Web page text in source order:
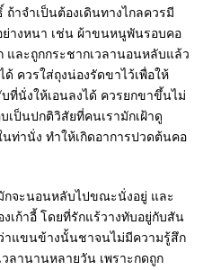
าจำเป็นต้องเดินทางไกลควรมี
ย่างหนา เช่น ผ้าขนหนูพันรอบคอ
และถูกกระชากเวลานอนหลับแล้ว
ควรใส่ถุงน่องรัดขาไว้เพื่อให้
ที่นั่งให้เอนลงได้ ควรยกขาขึ้นไม่
เป็นปกติวิสัยที่คนเรามักเฝ้าดู
ท่านั่ง ทำให้เกิดอาการปวดต้นคอ
กจะนอนหลับไปขณะนั่งอยู่ และ
เก้าอี้ โดยที่รักแร้วางทับอยู่กับสัน
แขนข้างนั้นชาจนไม่มีความรู้สึก
ลานานหลายวัน เพราะกดถูก